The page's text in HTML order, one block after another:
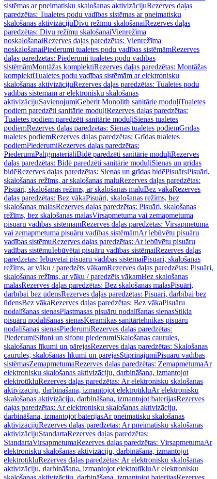
sistēmas ar pneimatisku skalošanas aktivizācijuRezerves daļas
paredzētas: Tualetes podu vadības sistēmas ar pneimatisku
skalošanas aktivizācijuDivu režīmu skalošanaiRezerves daļas
paredzētas: Divu režīmu skalošanaiVienrežīma
noskalošanaiRezerves daļas paredzētas: Vienrežīma
noskalošanaiPiederumi tualetes podu vadības sistēmāmRezerves
daļas paredzētas: Piederumi tualetes podu vadības
sistēmāmMontāžas komplektiRezerves daļas paredzētas: Montāžas
komplektiTualetes podu vadības sistēmām ar elektronisku
skalošanas aktivizācijuRezerves daļas paredzētas: Tualetes podu
vadības sistēmām ar elektronisku skalošanas
aktivizācijuSavienojumiGeberit Monolith sanitārie moduļiTualetes
podiem paredzēti sanitārie moduļiRezerves daļas paredzētas:
Tualetes podiem paredzēti sanitārie moduļiSienas tualetes
podiemRezerves daļas paredzētas: Sienas tualetes podiemGrīdas
tualetes podiemRezerves daļas paredzētas: Grīdas tualetes
podiemPiederumiRezerves daļas paredzētas:
PiederumiPalīgmateriāliBidē paredzēti sanitārie moduļiRezerves
daļas paredzētas: Bidē paredzēti sanitārie moduļiSienas un grīdas
bidēRezerves daļas paredzētas: Sienas un grīdas bidēPisuārsPisuāri,
skalošanas režīms, ar skalošanas maluRezerves daļas paredzētas:
Pisuāri, skalošanas režīms, ar skalošanas maluBez vākaRezerves
daļas paredzētas: Bez vākaPisuāri, skalošanas režīms, bez
skalošanas malasRezerves daļas paredzētas: Pisuāri, skalošanas
režīms, bez skalošanas malasVirsapmetuma vai zemapmetuma
pisuāru vadības sistēmāmRezerves daļas paredzētas: Virsapmetuma
vai zemapmetuma pisuāru vadības sistēmāmAr iebūvētu pisuāru
vadības sistēmuRezerves daļas paredzētas: Ar iebūvētu pisuāru
vadības sistēmuIebūvētai pisuāru vadības sistēmaiRezerves daļas
paredzētas: Iebūvētai pisuāru vadības sistēmaiPisuāri, skalošanas
režīms, ar vāku / paredzēts vākamRezerves daļas paredzētas: Pisuāri,
skalošanas režīms, ar vāku / paredzēts vākamBez skalošanas
malasRezerves daļas paredzētas: Bez skalošanas malasPisuāri,
darbībai bez ūdensRezerves daļas paredzētas: Pisuāri, darbībai bez
ūdensBez vākaRezerves daļas paredzētas: Bez vākaPisuāru
nodalīšanas sienasPlastmasas pisuāru nodalīšanas sienasStikla
pisuāru nodalīšanas sienasKeramikas sanitārtehnikas pisuāru
nodalīšanas sienasPiederumiRezerves daļas paredzētas:
PiederumiSifoni un sifonu piederumiSkalošanas caurules,
skalošanas līkumi un pārejasRezerves daļas paredzētas: Skalošanas
caurules, skalošanas līkumi un pārejasStiprinājumiPisuāru vadības
sistēmasZemapmetumaRezerves daļas paredzētas: ZemapmetumaAr
elektronisku skalošanas aktivizāciju, darbināšana, izmantojot
elektrotīkluRezerves daļas paredzētas: Ar elektronisku skalošanas
aktivizāciju, darbināšana, izmantojot elektrotīkluAr elektronisku
skalošanas aktivizāciju, darbināšana, izmantojot baterijasRezerves
daļas paredzētas: Ar elektronisku skalošanas aktivizāciju,
darbināšana, izmantojot baterijasAr pneimatisku skalošanas
aktivizācijuRezerves daļas paredzētas: Ar pneimatisku skalošanas
aktivizācijuStandartaRezerves daļas paredzētas:
StandartaVirsapmetumaRezerves daļas paredzētas: VirsapmetumaAr
elektronisku skalošanas aktivizāciju, darbināšana, izmantojot
elektrotīkluRezerves daļas paredzētas: Ar elektronisku skalošanas
aktivizāciju, darbināšana, izmantojot elektrotīkluAr elektronisku
skalošanas aktivizāciju, darbināšana, izmantojot baterijasRezerves